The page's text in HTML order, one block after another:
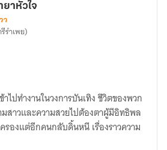
ยาหัวใจ
ว
รำเพย)
ไปทำงานในวงการบันเทิง ชีวิตของพวก
มสาวและความสวยไปต้องตาผู้มีอิทธิพล
องแต่อีกคนกลับดิ้นหนี เรื่องราวความ